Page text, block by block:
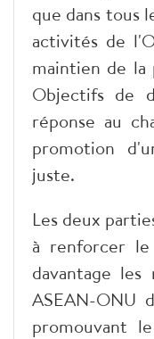
que dans tous
activités de
maintien de
Objectifs de
réponse au
promotion
juste.
Les deux
à renforcer
davantage
ASEAN-ONU
promouvant